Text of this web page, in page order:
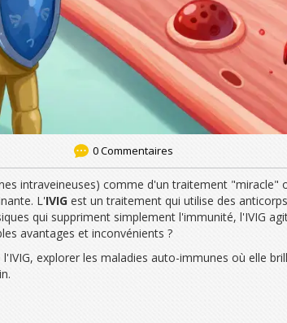
0 Commentaires
intraveineuses) comme d'un traitement
L'IVIG est un traitement qui utilise des
qui suppriment simplement l'immunité, l'IVIG
avantages et inconvénients ?
explorer les maladies auto-immunes où elle